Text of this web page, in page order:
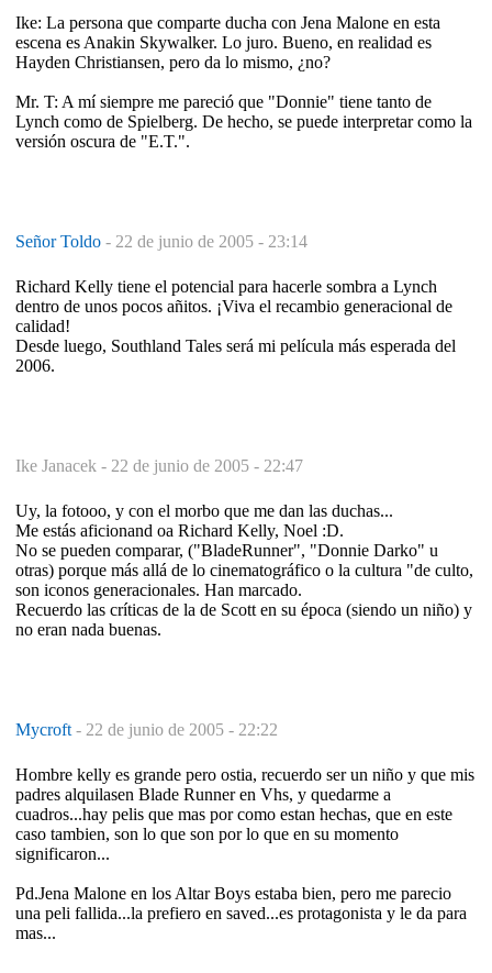
Ike: La persona que comparte ducha con Jena Malone en esta
escena es Anakin Skywalker. Lo juro. Bueno, en realidad es
Hayden Christiansen, pero da lo mismo, ¿no?
Mr. T: A mí siempre me pareció que "Donnie" tiene tanto de
Lynch como de Spielberg. De hecho, se puede interpretar como la
versión oscura de "E.T.".
Señor Toldo - 22 de junio de 2005 - 23:14
Richard Kelly tiene el potencial para hacerle sombra a Lynch
dentro de unos pocos añitos. ¡Viva el recambio generacional de
calidad!
Desde luego, Southland Tales será mi película más esperada del
2006.
Ike Janacek - 22 de junio de 2005 - 22:47
Uy, la fotooo, y con el morbo que me dan las duchas...
Me estás aficionand oa Richard Kelly, Noel :D.
No se pueden comparar, ("BladeRunner", "Donnie Darko" u
otras) porque más allá de lo cinematográfico o la cultura "de culto,
son iconos generacionales. Han marcado.
Recuerdo las críticas de la de Scott en su época (siendo un niño) y
no eran nada buenas.
Mycroft - 22 de junio de 2005 - 22:22
Hombre kelly es grande pero ostia, recuerdo ser un niño y que mis
padres alquilasen Blade Runner en Vhs, y quedarme a
cuadros...hay pelis que mas por como estan hechas, que en este
caso tambien, son lo que son por lo que en su momento
significaron...
Pd.Jena Malone en los Altar Boys estaba bien, pero me parecio
una peli fallida...la prefiero en saved...es protagonista y le da para
mas...